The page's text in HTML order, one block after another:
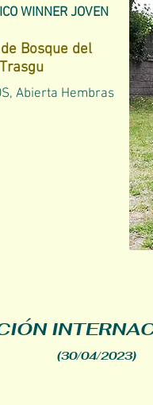
WINNER JOVEN
Bosque del
Trasgu
Abierta Hembras
(30/04/2023)